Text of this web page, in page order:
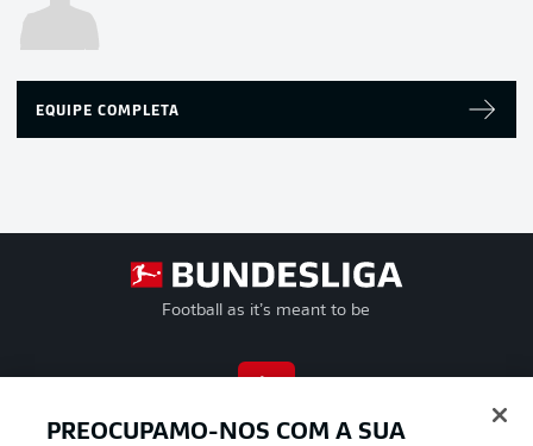
EQUIPE COMPLETA
Football as it’s meant to be
APLICATIVO DA BUNDESLIGA
PREOCUPAMO-NOS COM A SUA